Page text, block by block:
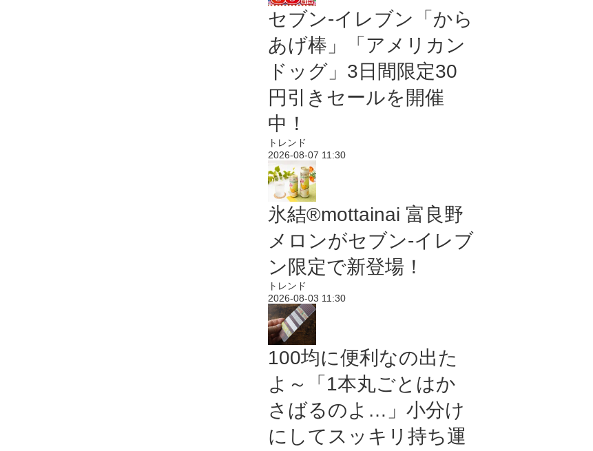
セブン‐イレブン「から
あげ棒」「アメリカン
ドッグ」3日間限定30
円引きセールを開催
中！
トレンド
2026-08-07 11:30
氷結®mottainai 富良野
メロンがセブン‐イレブ
ン限定で新登場！
トレンド
2026-08-03 11:30
100均に便利なの出た
よ～「1本丸ごとはか
さばるのよ…」小分け
にしてスッキリ持ち運